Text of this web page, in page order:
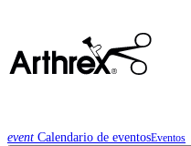
event Calendario de eventosEventos